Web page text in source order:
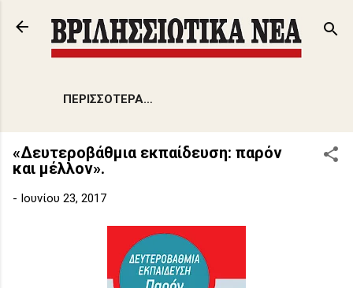
Μετάβαση στο κύριο περιεχόμενο
ΠΕΡΙΣΣΌΤΕΡΑ…
«Δευτεροβάθμια εκπαίδευση: παρόν
και μέλλον».
- Ιουνίου 23, 2017